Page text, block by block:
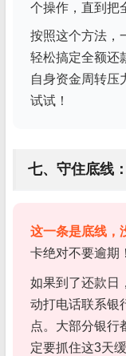
个操作，直到把
按照这个方法，
轻松搞定全额还
自身资金周转压
试试！
七、守住底线
这一条是底线，
卡绝对不要逾期！
如果到了还款日
动打电话联系银
点。大部分银行
定要抓住这3天